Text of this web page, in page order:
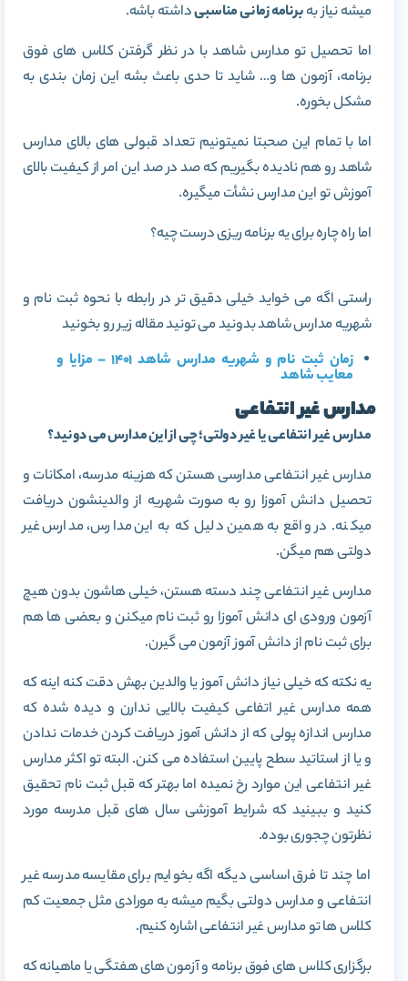
میشه نیاز بهبرنامه زمانی مناسبیداشته باشه.
اما تحصیل تو مدارس شاهد با در نظر گرفتن کلاس های فوق
برنامه، آزمون ها و… شاید تا حدی باعث بشه این زمان بندی به
مشکل بخوره.
اما با تمام این صحبتا نمیتونیم تعداد قبولی های بالای مدارس
شاهد رو هم نادیده بگیریم که صد در صد این امر از کیفیت بالای
آموزش تو این مدارس نشأت میگیره.
اما راه چاره برای یه برنامه ریزی درست چیه؟
راستی اگه می خواید خیلی دقیق تر در رابطه با نحوه ثبت نام و
شهریه مدارس شاهد بدونید می تونید مقاله زیر رو بخونید
زمان ثبت نام و شهریه مدارس شاهد 1401 – مزایا و
معایب شاهد
مدارس غیر انتفاعی
مدارس غیر انتفاعی یا غیر دولتی؛ چی از این مدارس می دونید؟
مدارس غیر انتفاعی مدارسی هستن که هزینه مدرسه، امکانات و
تحصیل دانش آموزا رو به صورت شهریه از والدینشون دریافت
میکنه. در واقع به همین دلیل که به این مدارس، مدارس غیر
دولتی هم میگن.
مدارس غیر انتفاعی چند دسته هستن، خیلی هاشون بدون هیچ
آزمون ورودی ای دانش آموزا رو ثبت نام میکنن و بعضی ها هم
برای ثبت نام از دانش آموز آزمون می گیرن.
یه نکته که خیلی نیاز دانش آموز یا والدین بهش دقت کنه اینه که
همه مدارس غیر اتفاعی کیفیت بالایی ندارن و دیده شده که
مدارس اندازه پولی که از دانش آموز دریافت کردن خدمات ندادن
و یا از استاتید سطح پایین استفاده می کنن. البته تو اکثر مدارس
غیر انتفاعی این موارد رخ نمیده اما بهتر که قبل ثبت نام تحقیق
کنید و ببینید که شرایط آموزشی سال های قبل مدرسه مورد
نظرتون چجوری بوده.
اما چند تا فرق اساسی دیگه اگه بخوایم برای مقایسه مدرسه غیر
انتفاعی و مدارس دولتی بگیم میشه به مورادی مثل جمعیت کم
کلاس ها تو مدارس غیر انتفاعی اشاره کنیم.
برگزاری کلاس های فوق برنامه و آزمون های هفتگی یا ماهیانه که